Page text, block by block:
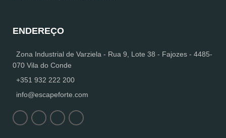
ENDEREÇO
Zona Industrial de Varziela - Rua 9, Lote 38 - Fajozes - 4485-
070 Vila do Conde
+351 932 222 200
info@escapeforte.com